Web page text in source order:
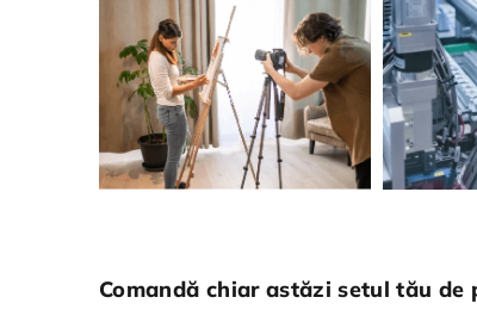
Comandă chiar astăzi setul tău